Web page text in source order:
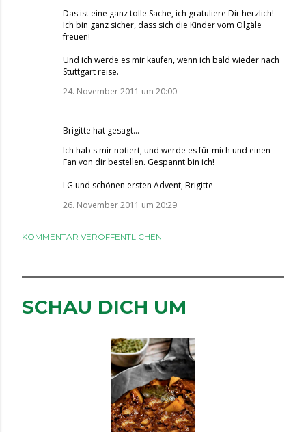
Das ist eine ganz tolle Sache, ich gratuliere Dir herzlich!
Ich bin ganz sicher, dass sich die Kinder vom Olgäle
freuen!
Und ich werde es mir kaufen, wenn ich bald wieder nach
Stuttgart reise.
24. November 2011 um 20:00
Brigitte hat gesagt…
Ich hab's mir notiert, und werde es für mich und einen
Fan von dir bestellen. Gespannt bin ich!
LG und schönen ersten Advent, Brigitte
26. November 2011 um 20:29
KOMMENTAR VERÖFFENTLICHEN
SCHAU DICH UM